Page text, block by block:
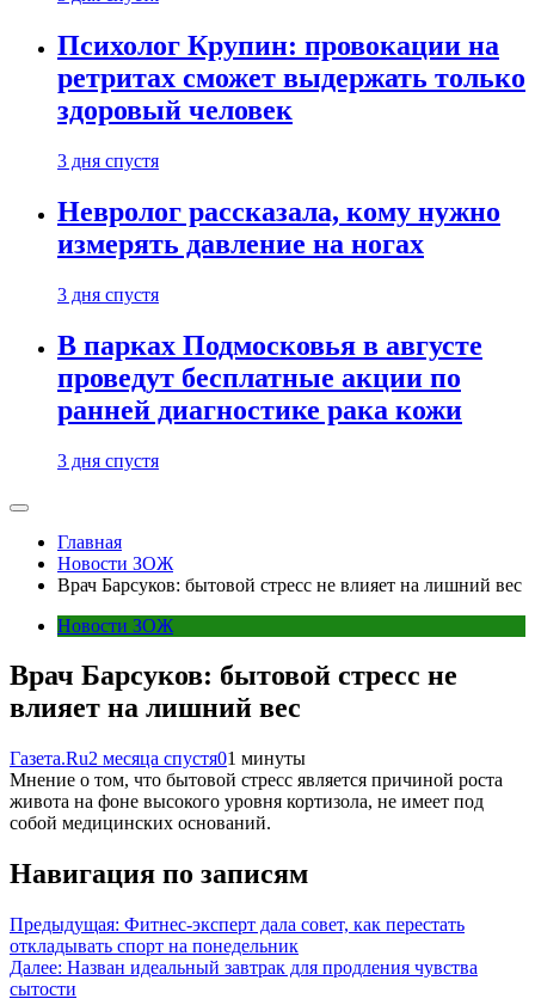
Психолог Крупин: провокации на
ретритах сможет выдержать только
здоровый человек
3 дня спустя
Невролог рассказала, кому нужно
измерять давление на ногах
3 дня спустя
В парках Подмосковья в августе
проведут бесплатные акции по
ранней диагностике рака кожи
3 дня спустя
Главная
Новости ЗОЖ
Врач Барсуков: бытовой стресс не влияет на лишний вес
Новости ЗОЖ
Врач Барсуков: бытовой стресс не
влияет на лишний вес
Газета.Ru2 месяца спустя01 минуты
Мнение о том, что бытовой стресс является причиной роста
живота на фоне высокого уровня кортизола, не имеет под
собой медицинских оснований.
Навигация по записям
Предыдущая: Фитнес-эксперт дала совет, как перестать
откладывать спорт на понедельник
Далее: Назван идеальный завтрак для продления чувства
сытости